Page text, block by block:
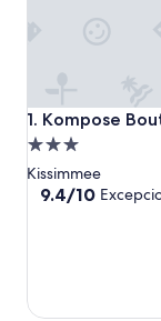
1. Kompose
Kompose
Propiedad
de
3.0
Kissimmee
9.4
9.4/10